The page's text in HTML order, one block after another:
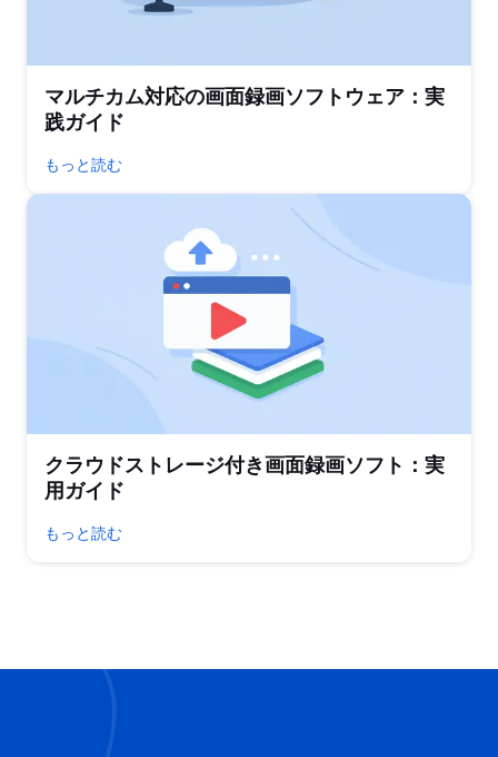
マルチカム対応の画面録画ソフトウェア：実
践ガイド
もっと読む
クラウドストレージ付き画面録画ソフト：実
用ガイド
もっと読む